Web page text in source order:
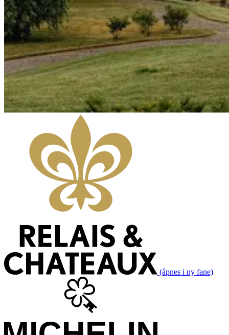
(åpnes i ny fane)